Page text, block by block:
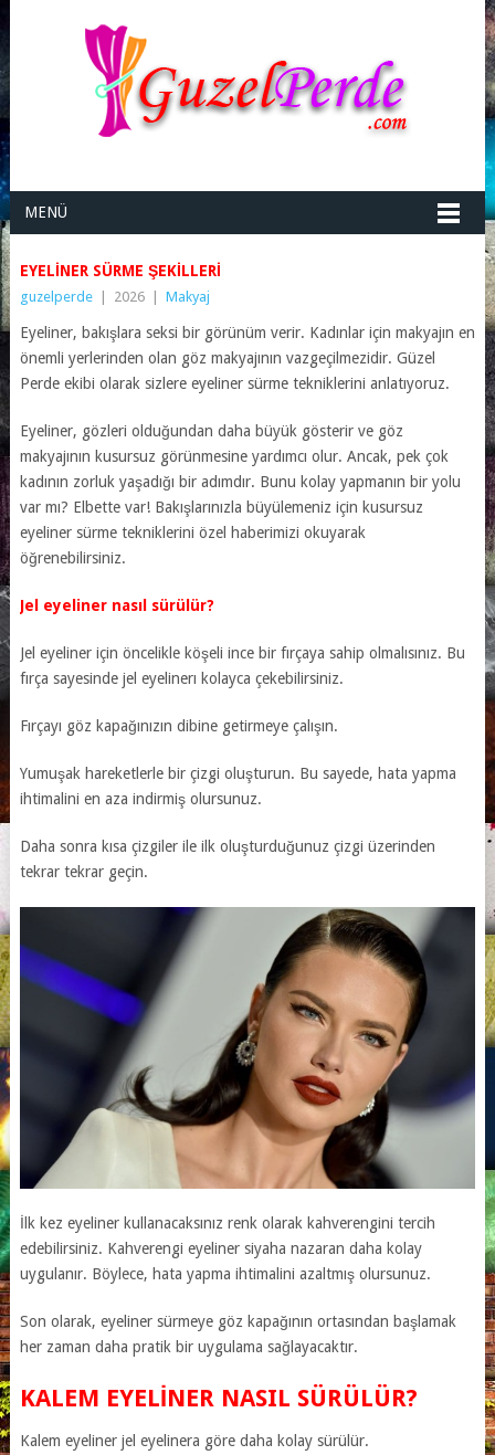
MENÜ
EYELINER SÜRME ŞEKILLERI
guzelperde 2026 Makyaj
Eyeliner, bakışlara seksi bir görünüm verir. Kadınlar için makyajın en
önemli yerlerinden olan göz makyajının vazgeçilmezidir. Güzel
Perde ekibi olarak sizlere eyeliner sürme tekniklerini anlatıyoruz.
Eyeliner, gözleri olduğundan daha büyük gösterir ve göz
makyajının kusursuz görünmesine yardımcı olur. Ancak, pek çok
kadının zorluk yaşadığı bir adımdır. Bunu kolay yapmanın bir yolu
var mı? Elbette var! Bakışlarınızla büyülemeniz için kusursuz
eyeliner sürme tekniklerini özel haberimizi okuyarak
öğrenebilirsiniz.
Jel eyeliner nasıl sürülür?
Jel eyeliner için öncelikle köşeli ince bir fırçaya sahip olmalısınız. Bu
fırça sayesinde jel eyelinerı kolayca çekebilirsiniz.
Fırçayı göz kapağınızın dibine getirmeye çalışın.
Yumuşak hareketlerle bir çizgi oluşturun. Bu sayede, hata yapma
ihtimalini en aza indirmiş olursunuz.
Daha sonra kısa çizgiler ile ilk oluşturduğunuz çizgi üzerinden
tekrar tekrar geçin.
İlk kez eyeliner kullanacaksınız renk olarak kahverengini tercih
edebilirsiniz. Kahverengi eyeliner siyaha nazaran daha kolay
uygulanır. Böylece, hata yapma ihtimalini azaltmış olursunuz.
Son olarak, eyeliner sürmeye göz kapağının ortasından başlamak
her zaman daha pratik bir uygulama sağlayacaktır.
KALEM EYELINER NASIL SÜRÜLÜR?
Kalem eyeliner jel eyelinera göre daha kolay sürülür.